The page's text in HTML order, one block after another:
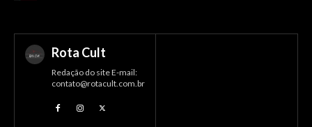
Rota Cult
Redação do site E-mail:
contato@rotacult.com.br